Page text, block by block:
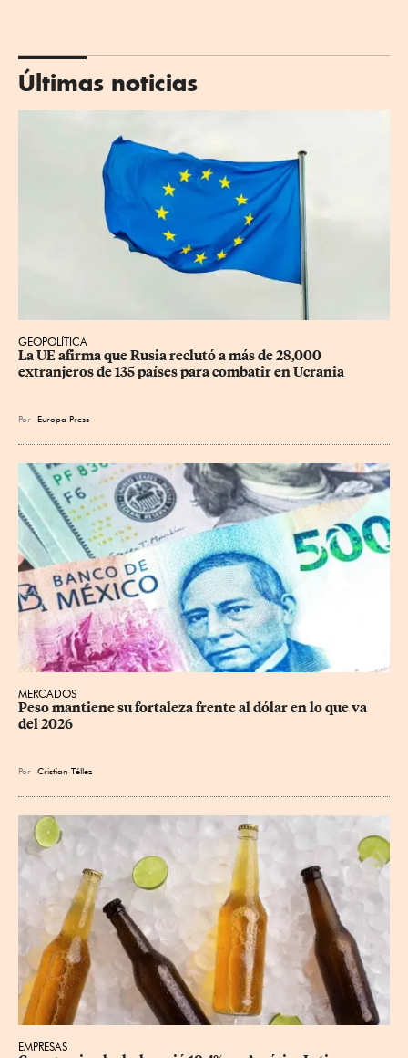
Últimas noticias
GEOPOLÍTICA
La UE afirma que Rusia reclutó a más de 28,000
extranjeros de 135 países para combatir en Ucrania
Por Europa Press
MERCADOS
Peso mantiene su fortaleza frente al dólar en lo que va
del 2026
Por Cristian Téllez
EMPRESAS